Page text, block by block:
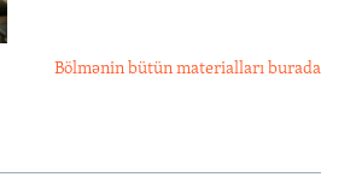
Bölmənin bütün materialları burada